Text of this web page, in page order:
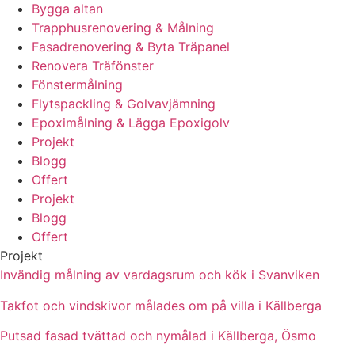
Bygga altan
Trapphusrenovering & Målning
Fasadrenovering & Byta Träpanel
Renovera Träfönster
Fönstermålning
Flytspackling & Golvavjämning
Epoximålning & Lägga Epoxigolv
Projekt
Blogg
Offert
Projekt
Blogg
Offert
Projekt
Invändig målning av vardagsrum och kök i Svanviken
Takfot och vindskivor målades om på villa i Källberga
Putsad fasad tvättad och nymålad i Källberga, Ösmo